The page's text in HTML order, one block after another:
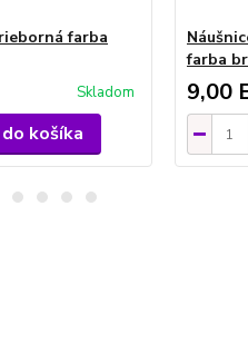
farba
Skladom
košíka
farba
9,00